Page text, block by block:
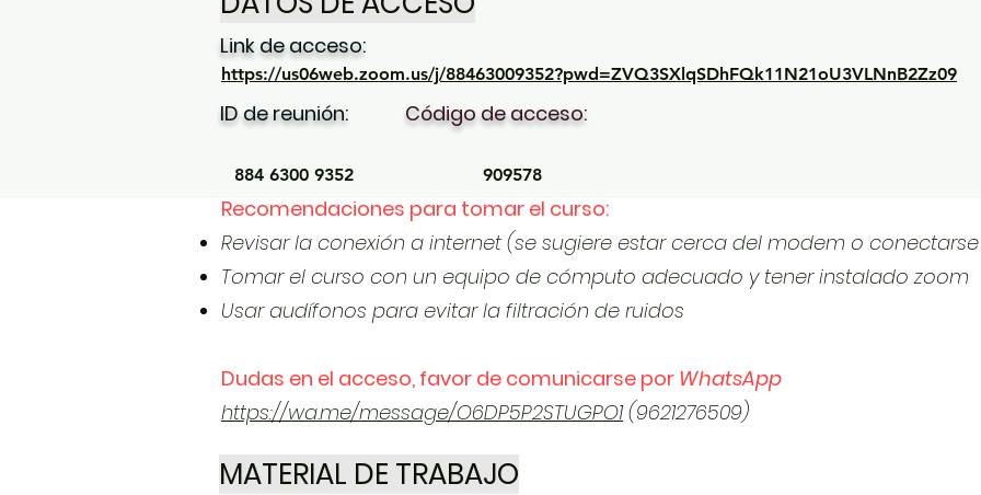
Link de acceso:
ID de reunión: Código de acceso:
https://us06web.zoom.us/j/88463009352?pwd=ZVQ3SXlqSDhFQk11N21oU3VLNnB2Zz09
884 6300 9352 909578
Recomendaciones para tomar el curso:
Revisar la conexión a internet (se sugiere estar cerca del modem o
Tomar el curso con un equipo de cómputo adecuado y tener instalado zoom
Usar audífonos para evitar la filtración de ruidos
Dudas en el acceso, favor de comunicarse por WhatsApp
https://wa.me/message/O6DP5P2STUGPO1 (9621276509)
MATERIAL DE TRABAJO